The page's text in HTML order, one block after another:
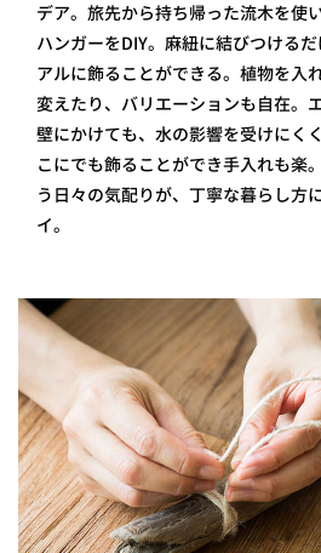
デア。旅先から持ち帰った流木を使
ハンガーをDIY。麻紐に結びつける
アルに飾ることができる。植物を入
変えたり、バリエーションも自在。
壁にかけても、水の影響を受けにく
こにでも飾ることができ手入れも楽
う日々の気配りが、丁寧な暮らし方
イ。